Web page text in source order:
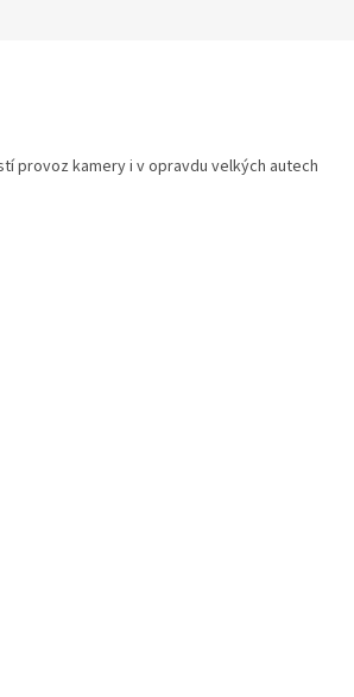
provoz kamery i v opravdu velkých autech